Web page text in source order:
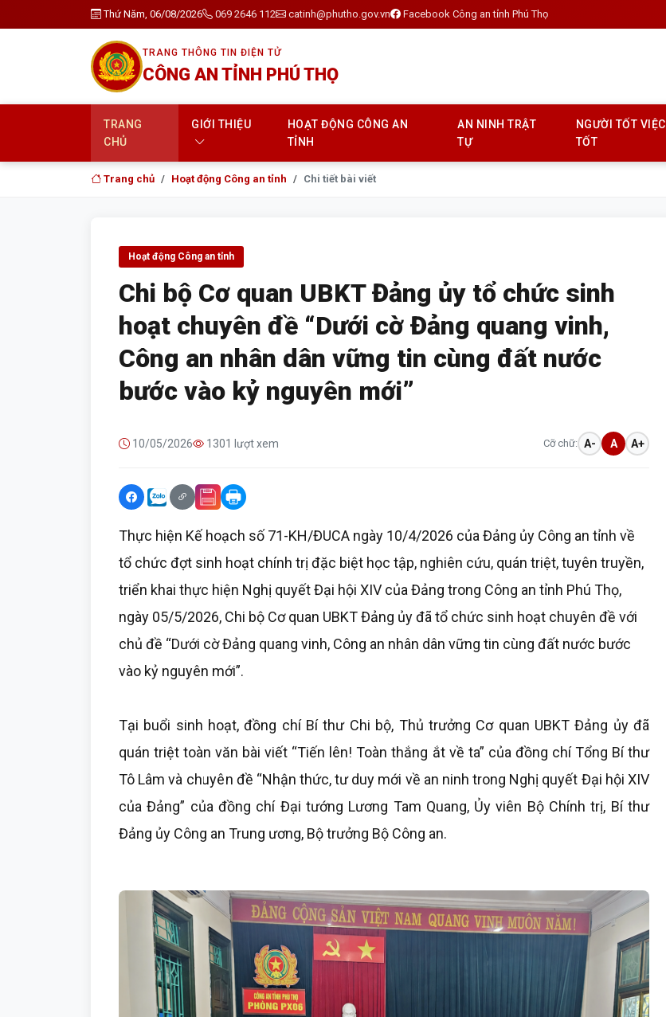
Thứ Năm, 06/08/2026 069 2646 112 catinh@phutho.gov.vn Facebook Công an tỉnh Phú Thọ
TRANG THÔNG TIN ĐIỆN TỬ
CÔNG AN TỈNH PHÚ THỌ
TRANG
CHỦ
GIỚI THIỆU
HOẠT ĐỘNG CÔNG AN
TỈNH
AN NINH TRẬT
TỰ
NGƯỜI TỐT VIỆC
TỐT
Trang chủ Hoạt động Công an tỉnh Chi tiết bài viết
Hoạt động Công an tỉnh
Chi bộ Cơ quan UBKT Đảng ủy tổ chức sinh
hoạt chuyên đề “Dưới cờ Đảng quang vinh,
Công an nhân dân vững tin cùng đất nước
bước vào kỷ nguyên mới”
10/05/2026 1301 lượt xem Cỡ chữ: A- A A+
Thực hiện Kế hoạch số 71-KH/ĐUCA ngày 10/4/2026 của Đảng ủy Công an tỉnh về
tổ chức đợt sinh hoạt chính trị đặc biệt học tập, nghiên cứu, quán triệt, tuyên truyền,
triển khai thực hiện Nghị quyết Đại hội XIV của Đảng trong Công an tỉnh Phú Thọ,
ngày 05/5/2026, Chi bộ Cơ quan UBKT Đảng ủy đã tổ chức sinh hoạt chuyên đề với
chủ đề “Dưới cờ Đảng quang vinh, Công an nhân dân vững tin cùng đất nước bước
vào kỷ nguyên mới”.
Tại buổi sinh hoạt, đồng chí Bí thư Chi bộ, Thủ trưởng Cơ quan UBKT Đảng ủy đã
quán triệt toàn văn bài viết “Tiến lên! Toàn thắng ắt về ta” của đồng chí Tổng Bí thư
Tô Lâm và chuyên đề “Nhận thức, tư duy mới về an ninh trong Nghị quyết Đại hội XIV
của Đảng” của đồng chí Đại tướng Lương Tam Quang, Ủy viên Bộ Chính trị, Bí thư
Đảng ủy Công an Trung ương, Bộ trưởng Bộ Công an.